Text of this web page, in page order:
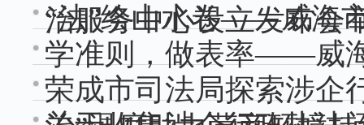
治服务中心设立发布会
“法”绘山水卷——威海
学准则，做表率——威
荣成市司法局探索涉企